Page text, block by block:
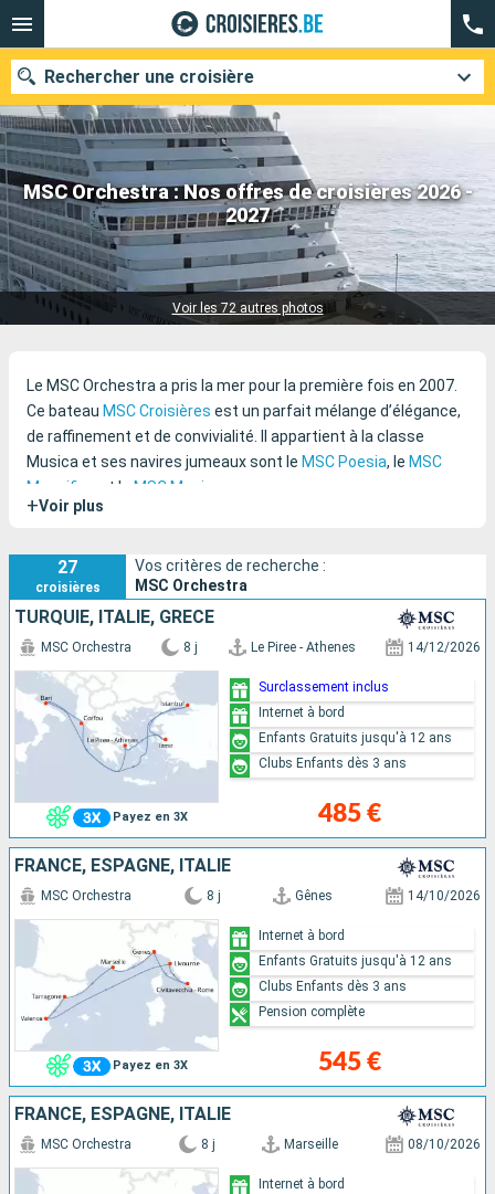
MSC Orchestra : Nos offres de croisières 2026 -
2027
27 croisières trouvées
Voir les 72 autres photos
Rechercher une croisière
Nos destinations
Mois de départ
Compagnies
Le MSC Orchestra a pris la mer pour la première fois en 2007.
Ce bateau MSC Croisières est un parfait mélange d’élégance,
de raffinement et de convivialité. Il appartient à la classe
Musica et ses navires jumeaux sont le MSC Poesia, le MSC
Magnifica
et le MSC Musica
+Voir plus
27
croisières
Vos critères de recherche :
MSC Orchestra
TURQUIE, ITALIE, GRÈCE
Payez en 3X
MSC Orchestra 8 j Le Piree - Athenes 14/12/2026
485 €
Surclassement inclus
Internet à bord
Enfants Gratuits jusqu'à 12 ans
Clubs Enfants dès 3 ans
FRANCE, ESPAGNE, ITALIE
Payez en 3X
MSC Orchestra 8 j Gênes 14/10/2026
545 €
Internet à bord
Enfants Gratuits jusqu'à 12 ans
Clubs Enfants dès 3 ans
Pension complète
FRANCE, ESPAGNE, ITALIE
MSC Orchestra 8 j Marseille 08/10/2026
Internet à bord